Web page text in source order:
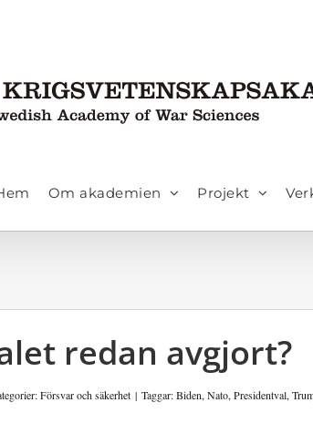
Om akademien Projekt
redan avgjort?
Försvar och säkerhet | Taggar:Biden, Nato, Presidentval,